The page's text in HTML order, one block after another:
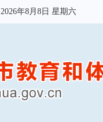
2026年8月8日 星期六